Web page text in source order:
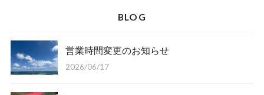
Salty Crew
BLOG
営業時間変更のお知らせ
2026/06/17